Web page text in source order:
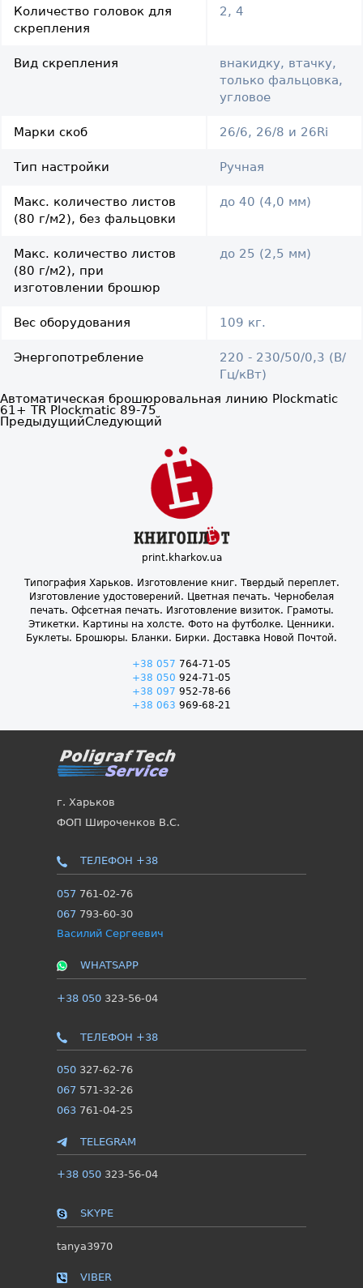
Количество головок для
скрепления
2, 4
Вид скрепления
внакидку, втачку,
только фальцовка,
угловое
Марки скоб 26/6, 26/8 и 26Ri
Тип настройки Ручная
Макс. количество листов
(80 г/м2), без фальцовки
до 40 (4,0 мм)
Макс. количество листов
(80 г/м2), при
изготовлении брошюр
до 25 (2,5 мм)
Вес оборудования 109 кг.
Энергопотребление
220 - 230/50/0,3 (В/
Гц/кВт)
Автоматическая брошюровальная линию Plockmatic
61+ TR Plockmatic 89-75
ПредыдущийСледующий
print.kharkov.ua
Типография Харьков. Изготовление книг. Твердый переплет.
Изготовление удостоверений. Цветная печать. Чернобелая
печать. Офсетная печать. Изготовление визиток. Грамоты.
Этикетки. Картины на холсте. Фото на футболке. Ценники.
Буклеты. Брошюры. Бланки. Бирки. Доставка Новой Почтой.
+38 057 764-71-05
+38 050 924-71-05
+38 097 952-78-66
+38 063 969-68-21
г. Харьков
ФОП Широченков В.С.
ТЕЛЕФОН +38
057 761-02-76
067 793-60-30
Василий Сергеевич
WHATSAPP
+38 050323-56-04
ТЕЛЕФОН +38
050327-62-76
067 571-32-26
063761-04-25
TELEGRAM
+38 050323-56-04
SKYPE
tanya3970
VIBER